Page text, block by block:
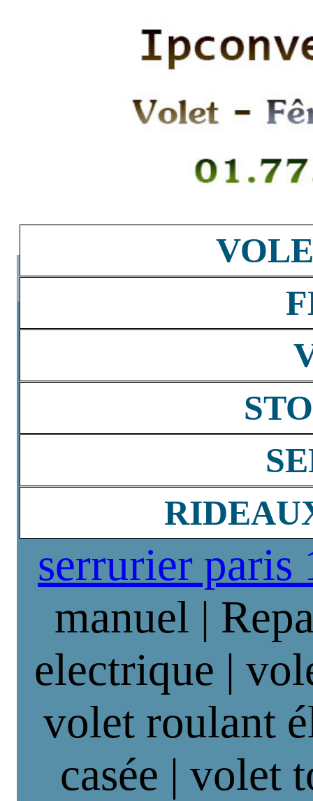
serrurier paris
manuel |
electrique |
volet roulant
casée | volet